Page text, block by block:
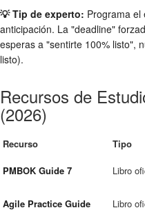
💡 Tip de experto: Programa el
anticipación. La "deadline"
esperas a "sentirte 100% listo",
listo).
Recursos de
(2026)
Recurso Tipo
PMBOK Guide 7 Libro
Agile Practice Guide Libro